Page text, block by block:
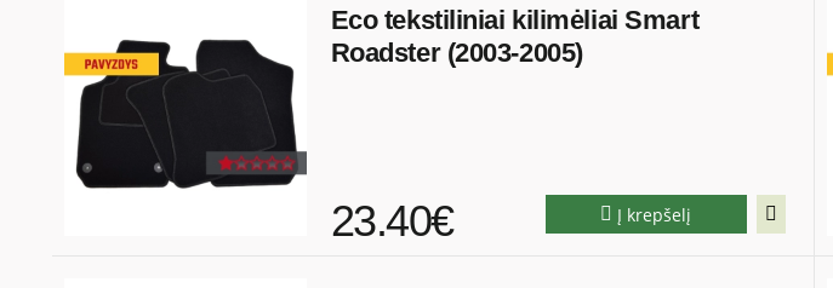
Eco tekstiliniai kilimėliai Smart
Roadster (2003-2005)
23.40€ Į krepšelį